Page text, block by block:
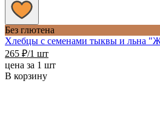
Без глютена
Хлебцы с семенами тыквы и льна
265 ₽/1 шт
цена за 1 шт
В корзину